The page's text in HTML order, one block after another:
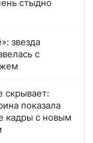
стыдно
звезда
с
скрывает:
показала
кадры с новым